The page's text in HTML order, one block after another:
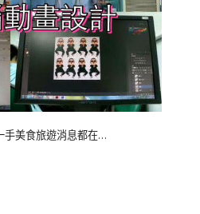
美食旅遊消息都在…